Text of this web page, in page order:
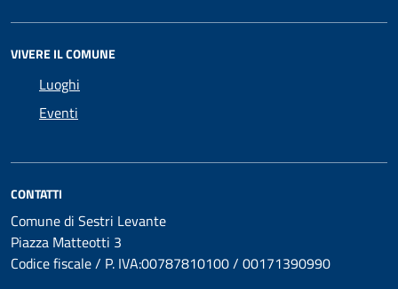
VIVERE IL COMUNE
Luoghi
Eventi
CONTATTI
Comune di Sestri Levante
Piazza Matteotti 3
Codice fiscale / P. IVA:00787810100 / 00171390990